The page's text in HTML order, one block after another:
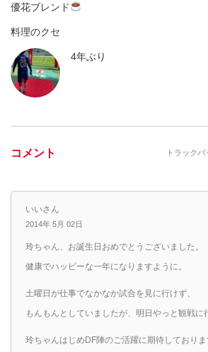
優花ブレンド
料理のクセ
4年ぶり
コメント トラックバ
いいさん
2014年 5月 02日
玲ちゃん、お誕生日おめでとうございました。
健康でハッピーな一年になりますように。
土曜日が仕事でなかなか試合を見に行けず、
もんもんとしていましたが、明日やっと観戦に
玲ちゃんはじめDF陣のご活躍に期待しておりま